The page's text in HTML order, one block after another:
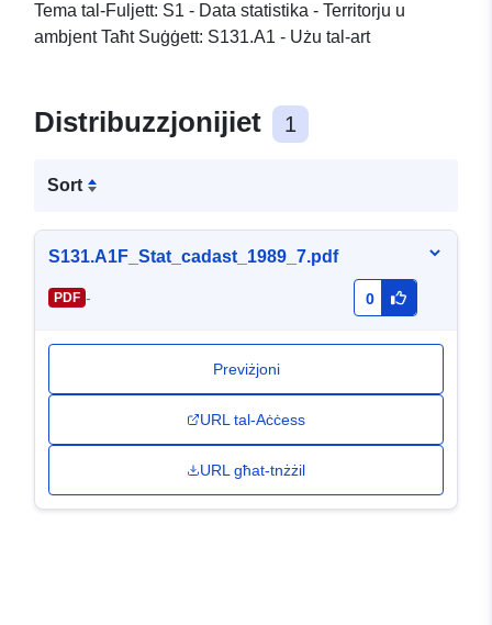
Tema tal-Fuljett: S1 - Data statistika - Territorju u
ambjent Taħt Suġġett: S131.A1 - Użu tal-art
Distribuzzjonijiet 1
Sort
S131.A1F_Stat_cadast_1989_7.pdf
PDF - 0
Previżjoni
URL tal-Aċċess
URL għat-tnżżil